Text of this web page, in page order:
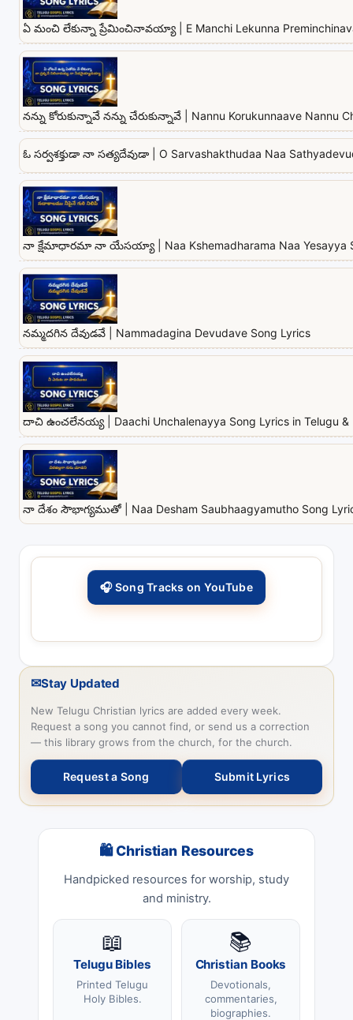
ఏ మంచి లేకున్నా ప్రేమించినావయ్యా | E Manchi Lekunna
నన్ను కోరుకున్నావే నన్ను చేరుకున్నావే | Nannu Korukunnaave Nannu
ఓ సర్వశక్తుడా నా సత్యదేవుడా | O Sarvashakthudaa Naa
నా క్షేమాధారమా నా యేసయ్యా | Naa Kshemadharama Naa Yesayya
నమ్మదగిన దేవుడవే | Nammadagina Devudave Song Lyrics
దాచి ఉంచలేనయ్య | Daachi Unchalenayya Song Lyrics in Telugu &
నా దేశం సౌభాగ్యముతో | Naa Desham Saubhaagyamutho Song
🎧 Song Tracks on YouTube
✉Stay Updated
New Telugu Christian lyrics are added every week.
Request a song you cannot find, or send us a correction
— this library grows from the church, for the church.
Request a Song Submit Lyrics
🛍 Christian Resources
Handpicked resources for worship, study
and ministry.
📖
Telugu Bibles
Printed Telugu
Holy Bibles.
📚
Christian Books
Devotionals,
commentaries,
biographies.